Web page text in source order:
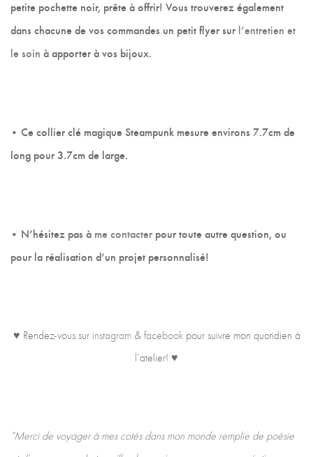
petite pochette noir, prête à offrir! Vous trouverez également
dans chacune de vos commandes un petit flyer surl’entretien et
le soin à apporter à vos bijoux.
• Ce collier clé magique Steampunk mesure environs 7.7cm de
long pour 3.7cm de large.
• N’hésitez pas à me contacterpour toute autre question, ou
pour la réalisation d’un projet personnalisé!
♥ Rendez-vous sur instagram& facebookpour suivre mon quotidien à
l’atelier! ♥
“Merci de voyager à mes cotés dans mon monde remplie de poésie